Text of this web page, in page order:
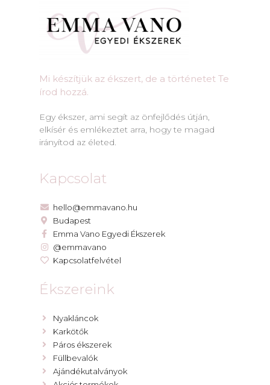
Mi készítjük az ékszert, de a történetet Te
írod hozzá.​
Egy ékszer, ami segít az önfejlődés útján,
elkísér és emlékeztet arra, hogy te magad
irányítod az életed.
Kapcsolat
hello@emmavano.hu
Budapest
Emma Vano Egyedi Ékszerek
@emmavano
Kapcsolatfelvétel
Ékszereink
Nyakláncok
Karkötők
Páros ékszerek
Füllbevalók
Ajándékutalványok